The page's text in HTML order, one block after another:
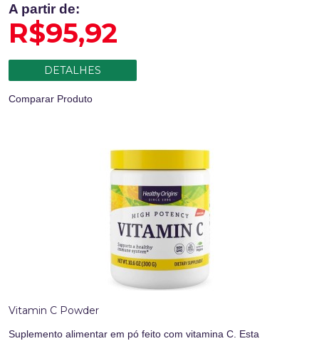
A partir de:
R$95,92
DETALHES
Comparar Produto
Vitamin C Powder
Suplemento alimentar em pó feito com vitamina C. Esta